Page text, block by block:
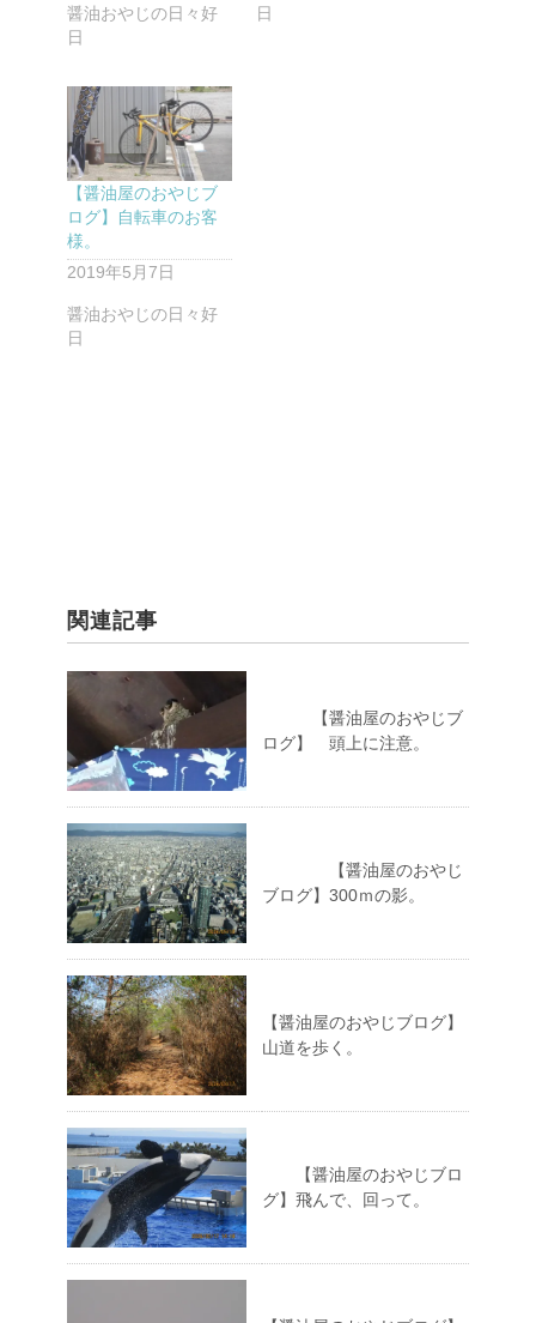
醤油おやじの日々好
日
日
【醤油屋のおやじブ
ログ】自転車のお客
様。
2019年5月7日
醤油おやじの日々好
日
関連記事
【醤油屋のおやじブ
ログ】 頭上に注意。
【醤油屋のおやじ
ブログ】300ｍの影。
【醤油屋のおやじブログ】
山道を歩く。
【醤油屋のおやじブロ
グ】飛んで、回って。